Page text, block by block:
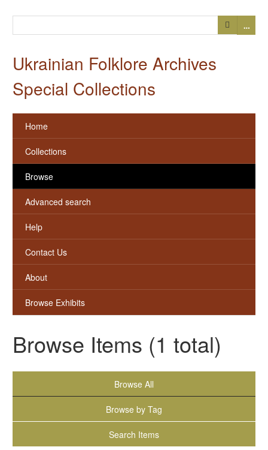
…
Ukrainian Folklore Archives
Special Collections
Home
Collections
Browse
Advanced search
Help
Contact Us
About
Browse Exhibits
Browse Items (1 total)
Browse All
Browse by Tag
Search Items